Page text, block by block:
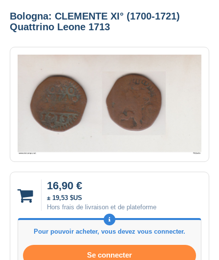
Bologna: CLEMENTE XI° (1700-1721)
Quattrino Leone 1713
16,90 €
± 19,53 $US
Hors frais de livraison et de plateforme
Pour pouvoir acheter, vous devez vous connecter.
Se connecter